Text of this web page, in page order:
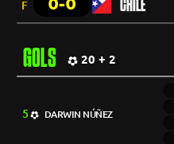
F 0-0 CHILE
GOLS 20 + 2
5 DARWIN NÚÑEZ